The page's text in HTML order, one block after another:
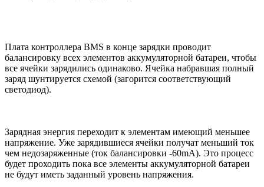
Плата контроллера BMS в конце зарядки проводит
балансировку всех элементов аккумуляторной батареи, чтобы
все ячейки зарядились одинаково. Ячейка набравшая полный
заряд шунтируется схемой (загорится соответствующий
светодиод).
Зарядная энергия переходит к элементам имеющий меньшее
напряжение. Уже зарядившиеся ячейки получат меньший ток
чем недозаряженные (ток балансировки -60mA). Это процесс
будет проходить пока все элементы аккумуляторной батареи
не будут иметь заданный уровень напряжения.